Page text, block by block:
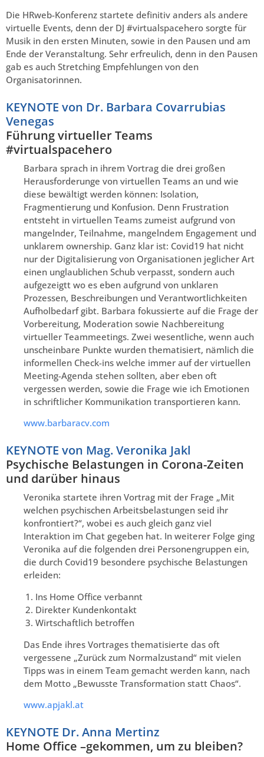
Die HRweb-Konferenz startete definitiv anders als andere
virtuelle Events, denn der DJ #virtualspacehero sorgte für
Musik in den ersten Minuten, sowie in den Pausen und am
Ende der Veranstaltung. Sehr erfreulich, denn in den Pausen
gab es auch Stretching Empfehlungen von den
Organisatorinnen.
KEYNOTE von Dr. Barbara Covarrubias
Venegas
Führung virtueller Teams
#virtualspacehero
Barbara sprach in ihrem Vortrag die drei großen
Herausforderunge von virtuellen Teams an und wie
diese bewältigt werden können: Isolation,
Fragmentierung und Konfusion. Denn Frustration
entsteht in virtuellen Teams zumeist aufgrund von
mangelnder, Teilnahme, mangelndem Engagement und
unklarem ownership. Ganz klar ist: Covid19 hat nicht
nur der Digitalisierung von Organisationen jeglicher Art
einen unglaublichen Schub verpasst, sondern auch
aufgezeigtt wo es eben aufgrund von unklaren
Prozessen, Beschreibungen und Verantwortlichkeiten
Aufholbedarf gibt. Barbara fokussierte auf die Frage der
Vorbereitung, Moderation sowie Nachbereitung
virtueller Teammeetings. Zwei wesentliche, wenn auch
unscheinbare Punkte wurden thematisiert, nämlich die
informellen Check-ins welche immer auf der virtuellen
Meeting-Agenda stehen sollten, aber eben oft
vergessen werden, sowie die Frage wie ich Emotionen
in schriftlicher Kommunikation transportieren kann.
www.barbaracv.com
KEYNOTE von Mag. Veronika Jakl
Psychische Belastungen in Corona-Zeiten
und darüber hinaus
Veronika startete ihren Vortrag mit der Frage „Mit
welchen psychischen Arbeitsbelastungen seid ihr
konfrontiert?“, wobei es auch gleich ganz viel
Interaktion im Chat gegeben hat. In weiterer Folge ging
Veronika auf die folgenden drei Personengruppen ein,
die durch Covid19 besondere psychische Belastungen
erleiden:
Ins Home Office verbannt
Direkter Kundenkontakt
Wirtschaftlich betroffen
Das Ende ihres Vortrages thematisierte das oft
vergessene „Zurück zum Normalzustand“ mit vielen
Tipps was in einem Team gemacht werden kann, nach
dem Motto „Bewusste Transformation statt Chaos“.
www.apjakl.at
KEYNOTE Dr. Anna Mertinz
Home Office –gekommen, um zu bleiben?